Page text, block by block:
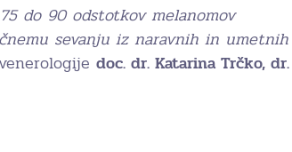
do 90 odstotkov melanomov
sevanju iz naravnih in umetnih
doc. dr. Katarina Trčko, dr.